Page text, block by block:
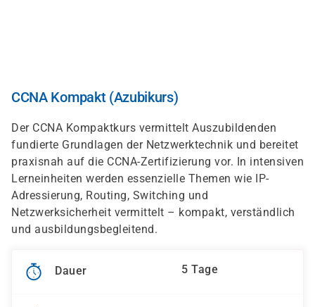
CCNA Kompakt (Azubikurs)
Der CCNA Kompaktkurs vermittelt Auszubildenden
fundierte Grundlagen der Netzwerktechnik und bereitet
praxisnah auf die CCNA-Zertifizierung vor. In intensiven
Lerneinheiten werden essenzielle Themen wie IP-
Adressierung, Routing, Switching und
Netzwerksicherheit vermittelt – kompakt, verständlich
und ausbildungsbegleitend.
Dauer 5 Tage